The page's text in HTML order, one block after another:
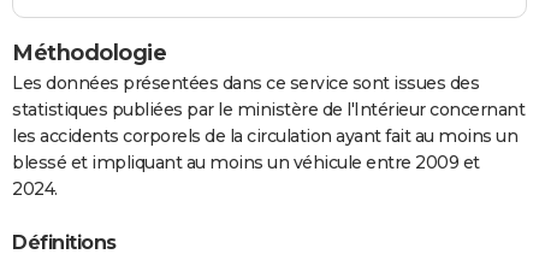
Méthodologie
Les données présentées dans ce service sont issues des
statistiques publiées par le ministère de l'Intérieur concernant
les accidents corporels de la circulation ayant fait au moins un
blessé et impliquant au moins un véhicule entre 2009 et
2024.
Définitions